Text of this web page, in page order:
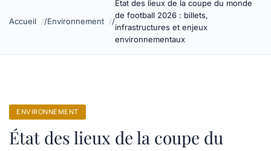
Accueil Environnement
État des lieux de la coupe du monde
de football 2026 : billets,
infrastructures et enjeux
environnementaux
ENVIRONNEMENT
État des lieux de la coupe du